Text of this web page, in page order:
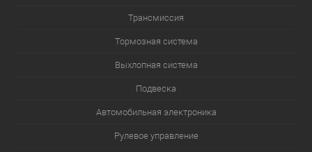
Трансмиссия
Тормозная система
Выхлопная система
Подвеска
Автомобильная электроника
Рулевое управление